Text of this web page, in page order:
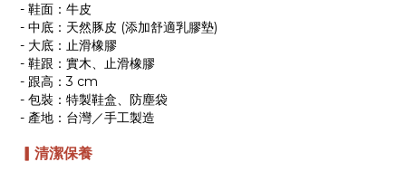
- 鞋面：牛皮
- 中底：天然豚皮 (添加舒適乳膠墊)
- 大底：止滑橡膠
- 鞋跟：實木、止滑橡膠
- 跟高：3 cm
- 包裝：特製鞋盒、防塵袋
- 產地：台灣／手工製造
▎清潔保養